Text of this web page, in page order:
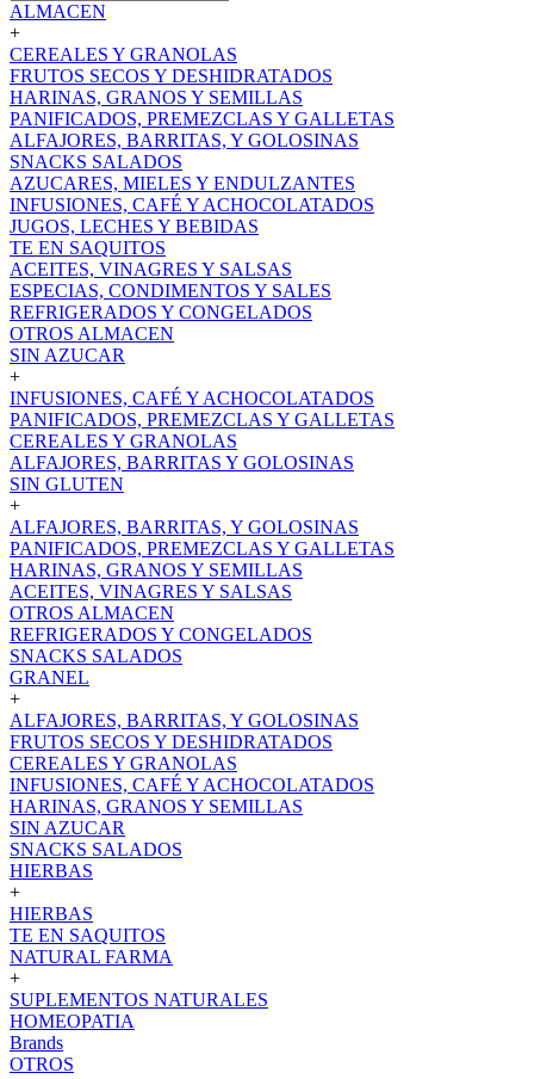
ALMACEN
+
CEREALES Y GRANOLAS
FRUTOS SECOS Y DESHIDRATADOS
HARINAS, GRANOS Y SEMILLAS
PANIFICADOS, PREMEZCLAS Y GALLETAS
ALFAJORES, BARRITAS, Y GOLOSINAS
SNACKS SALADOS
AZUCARES, MIELES Y ENDULZANTES
INFUSIONES, CAFÉ Y ACHOCOLATADOS
JUGOS, LECHES Y BEBIDAS
TE EN SAQUITOS
ACEITES, VINAGRES Y SALSAS
ESPECIAS, CONDIMENTOS Y SALES
REFRIGERADOS Y CONGELADOS
OTROS ALMACEN
SIN AZUCAR
+
INFUSIONES, CAFÉ Y ACHOCOLATADOS
PANIFICADOS, PREMEZCLAS Y GALLETAS
CEREALES Y GRANOLAS
ALFAJORES, BARRITAS Y GOLOSINAS
SIN GLUTEN
+
ALFAJORES, BARRITAS, Y GOLOSINAS
PANIFICADOS, PREMEZCLAS Y GALLETAS
HARINAS, GRANOS Y SEMILLAS
ACEITES, VINAGRES Y SALSAS
OTROS ALMACEN
REFRIGERADOS Y CONGELADOS
SNACKS SALADOS
GRANEL
+
ALFAJORES, BARRITAS, Y GOLOSINAS
FRUTOS SECOS Y DESHIDRATADOS
CEREALES Y GRANOLAS
INFUSIONES, CAFÉ Y ACHOCOLATADOS
HARINAS, GRANOS Y SEMILLAS
SIN AZUCAR
SNACKS SALADOS
HIERBAS
+
HIERBAS
TE EN SAQUITOS
NATURAL FARMA
+
SUPLEMENTOS NATURALES
HOMEOPATIA
Brands
OTROS